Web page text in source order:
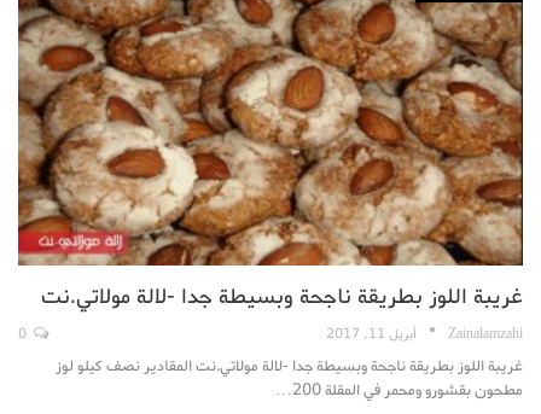
غريبة اللوز بطريقة ناجحة وبسيطة جدا -لالة مولاتي.نت
Zainalamzahi أبريل 11, 2017
غريبة اللوز بطريقة ناجحة وبسيطة جدا -لالة مولاتي.نت المقادير نصف كيلو لوز
مطحون بقشورو ومحمر في المقلة 200…